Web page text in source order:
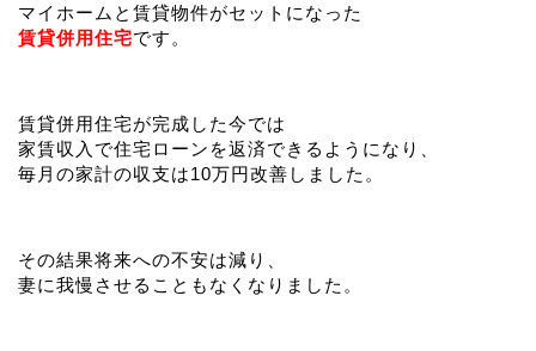
マイホームと賃貸物件がセットになった
賃貸併用住宅です。
賃貸併用住宅が完成した今では
家賃収入で住宅ローンを返済できるようになり、
毎月の家計の収支は10万円改善しました。
その結果将来への不安は減り、
妻に我慢させることもなくなりました。